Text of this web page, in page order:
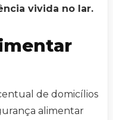
vivida no lar.
de domicílios
alimentar